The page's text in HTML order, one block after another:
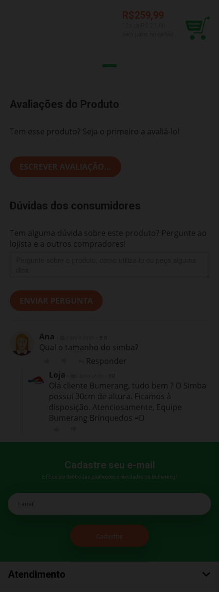
R$259,99
Avaliações do Produto
Tem esse produto? Seja o primeiro a avaliá-lo!
ESCREVER AVALIAÇÃO...
Dúvidas dos consumidores
Tem alguma dúvida sobre este produto? Pergunte ao
lojista e a outros compradores!
ENVIAR PERGUNTA
Ana 0
Qual o tamanho do simba?
Responder
Loja
0
Olá cliente Bumerang, tudo bem ? O Simba
possui 30cm de altura. Ficamos à
disposição. Atenciosamente, Equipe
Bumerang Brinquedos =D
Cadastre seu e-mail
E fique por dentro das promoções e novidades da Bumerang!
E-mail
Atendimento